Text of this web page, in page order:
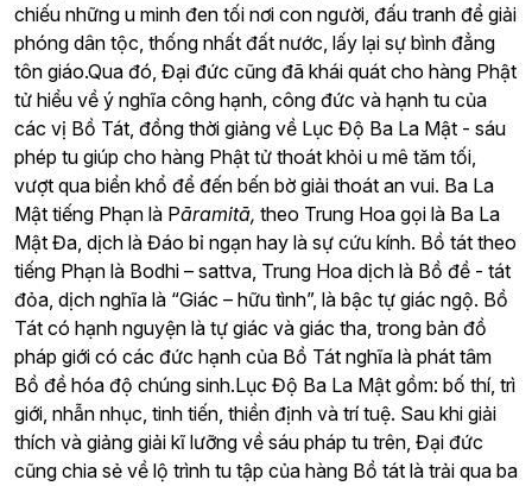
chiếu những u minh đen tối nơi con người, đấu tranh để giải
phóng dân tộc, thống nhất đất nước, lấy lại sự bình đẳng
tôn giáo.Qua đó, Đại đức cũng đã khái quát cho hàng Phật
tử hiểu về ý nghĩa công hạnh, công đức và hạnh tu của
các vị Bồ Tát, đồng thời giảng về Lục Độ Ba La Mật - sáu
phép tu giúp cho hàng Phật tử thoát khỏi u mê tăm tối,
vượt qua biển khổ để đến bến bờ giải thoát an vui. Ba La
Mật tiếng Phạn là Pāramitā, theo Trung Hoa gọi là Ba La
Mật Đa, dịch là Đáo bỉ ngạn hay là sự cứu kính. Bồ tát theo
tiếng Phạn là Bodhi – sattva, Trung Hoa dịch là Bồ đề - tát
đỏa, dịch nghĩa là “Giác – hữu tình”, là bậc tự giác ngộ. Bồ
Tát có hạnh nguyện là tự giác và giác tha, trong bản đồ
pháp giới có các đức hạnh của Bồ Tát nghĩa là phát tâm
Bồ đề hóa độ chúng sinh.Lục Độ Ba La Mật gồm: bố thí, trì
giới, nhẫn nhục, tinh tiến, thiền định và trí tuệ. Sau khi giải
thích và giảng giải kĩ lưỡng về sáu pháp tu trên, Đại đức
cũng chia sẻ về lộ trình tu tập của hàng Bồ tát là trải qua ba